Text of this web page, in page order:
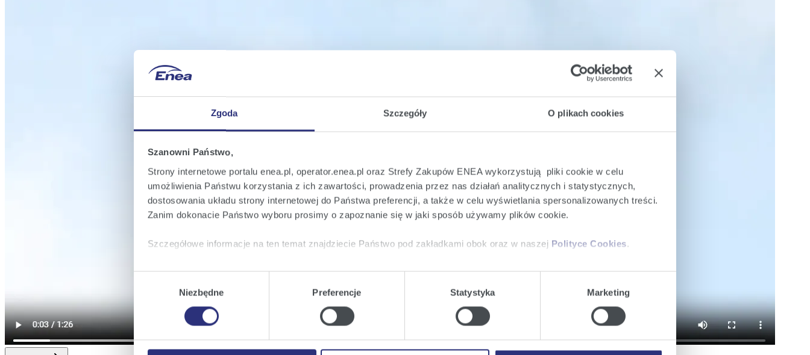
Zgoda Szczegóły O plikach cookies
Szanowni Państwo,
Strony internetowe portalu enea.pl, operator.enea.pl oraz Strefy Zakupów ENEA wykorzystują pliki cookie w celu
umożliwienia Państwu korzystania z ich zawartości, prowadzenia przez nas działań analitycznych i statystycznych,
dostosowania układu strony internetowej do Państwa preferencji, a także w celu wyświetlania spersonalizowanych treści.
Zanim dokonacie Państwo wyboru prosimy o zapoznanie się w jaki sposób używamy plików cookie.
Szczegółowe informacje na ten temat znajdziecie Państwo pod zakładkami obok oraz w naszej Polityce Cookies.
KlikającAkceptuję wszystkiewyrażają Państwo zgodę na umieszczenie wszystkich rodzajów plików cookie z
których korzystamy, na Państwa urządzeniu.
Zmień ustawienia
, możecie Państwo wybrać jakie rodzaje plików cookie będziemy umieszczać w Państwa
urządzeniu.
Niezbędne Preferencje Statystyka Marketing